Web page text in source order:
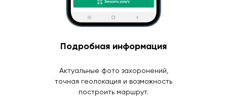
Подробная информация
Актуальные фото захоронений,
точная геолокация и возможность
построить маршрут.